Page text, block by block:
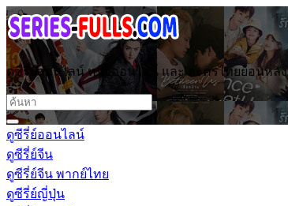
ดูซีรี่ย์ออนไลน์ หนังออนไลน์ และ ละครไทยย้อนหลัง
ดูซีรี่ย์ออนไลน์
ดูซีรี่ย์จีน
ดูซีรี่ย์จีน พากย์ไทย
ดูซีรี่ย์ญี่ปุ่น